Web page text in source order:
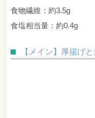
食物繊維：約3.5g
食塩相当量：約0.4g
【メイン】厚揚げ